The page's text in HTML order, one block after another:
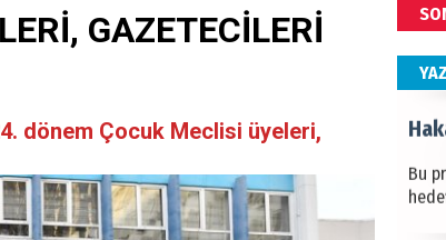
GAZETECİLERİ
dönem Çocuk Meclisi üyeleri,
Bu